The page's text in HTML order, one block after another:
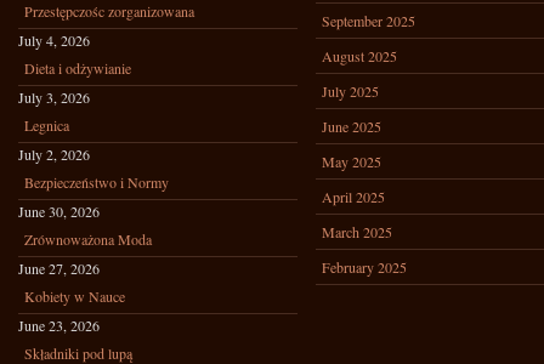
Przestępczośc zorganizowana
July 4, 2026
Dieta i odżywianie
July 3, 2026
Legnica
July 2, 2026
Bezpieczeństwo i Normy
June 30, 2026
Zrównoważona Moda
June 27, 2026
Kobiety w Nauce
June 23, 2026
Składniki pod lupą
September 2025
August 2025
July 2025
June 2025
May 2025
April 2025
March 2025
February 2025